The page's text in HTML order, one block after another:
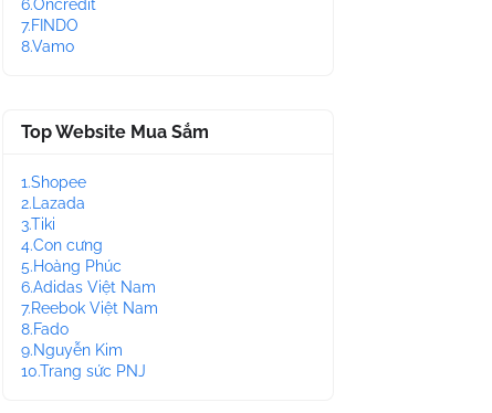
6.Oncredit
7.FINDO
8.Vamo
Top Website Mua Sắm
1.Shopee
2.Lazada
3.Tiki
4.Con cưng
5.Hoàng Phúc
6.Adidas Việt Nam
7.Reebok Việt Nam
8.Fado
9.Nguyễn Kim
10.Trang sức PNJ